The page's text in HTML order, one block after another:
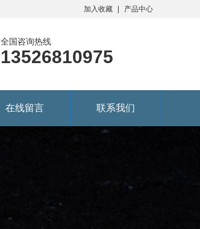
加入收藏 产品中心
全国咨询热线
13526810975
在线留言 联系我们